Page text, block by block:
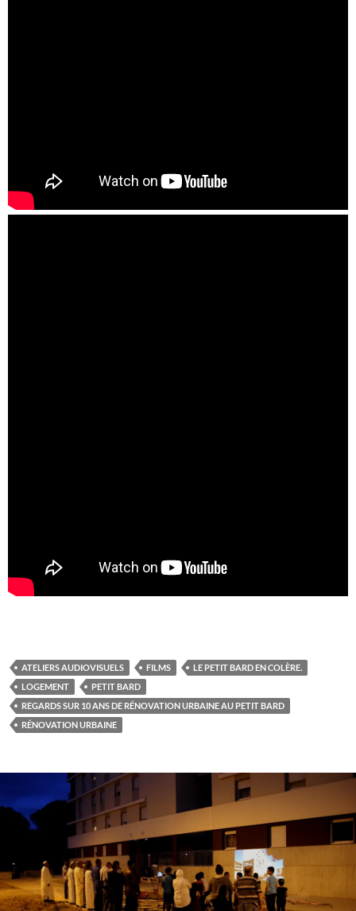
ATELIERS AUDIOVISUELS FILMS
LE PETIT BARD EN COLÈRE.
LOGEMENT
PETIT BARD
REGARDS SUR 10 ANS DE RÉNOVATION URBAINE AU PETIT BARD
RÉNOVATION URBAINE